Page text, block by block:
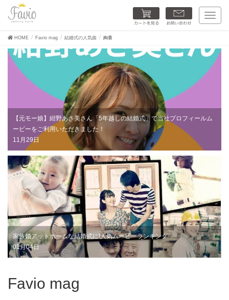
T
o
l
n
t
お問い合わせ
カートを見る
HOME Favio mag 結婚式の人気曲 絢香
【元モー娘】紺野あさ美さん「5年越しの結婚式」で当社プロフィールム
ービーをご利用いただきました！
11月29日
家族婚アットホームな結婚式に!人気ムービーランキング
01月04日
Favio mag